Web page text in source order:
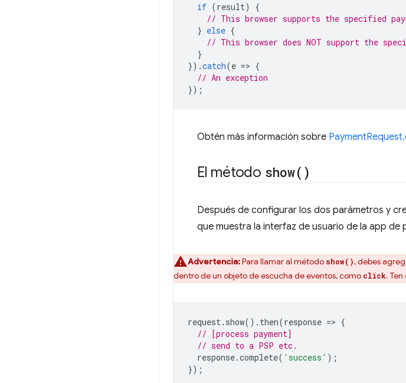
if (result)
{
// This browser supports the specified
} else {
// This browser does NOT support the
}
}).catch(e => {
// An exception
});
Obtén más información sobre
El método show( )
Después de configurar los dos parámetros y
que muestra la interfaz de usuario de la app de
Advertencia:Para llamar al método show(), debes
dentro de un objeto de escucha de eventos, como click.
request. show(). then(response => {
// [process payment]
// send to a PSP etc.
response.complete( 'success' );
});